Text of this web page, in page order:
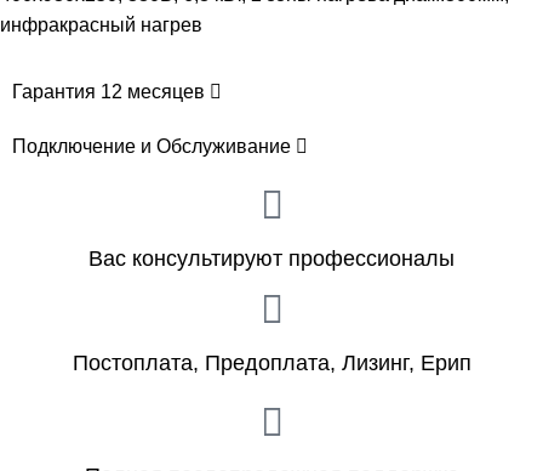
инфракрасный нагрев
Гарантия 12 месяцев
Подключение и Обслуживание
Вас консультируют профессионалы
Постоплата, Предоплата, Лизинг, Ерип